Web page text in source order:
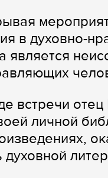
в духовно-
является
встречи
личной
духовной